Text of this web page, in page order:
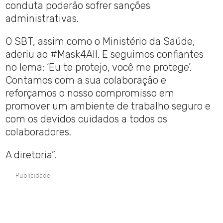
conduta poderão sofrer sanções
administrativas.
O SBT, assim como o Ministério da Saúde,
aderiu ao #Mask4All. E seguimos confiantes
no lema: ‘Eu te protejo, você me protege’.
Contamos com a sua colaboração e
reforçamos o nosso compromisso em
promover um ambiente de trabalho seguro e
com os devidos cuidados a todos os
colaboradores.
A diretoria”.
Publicidade